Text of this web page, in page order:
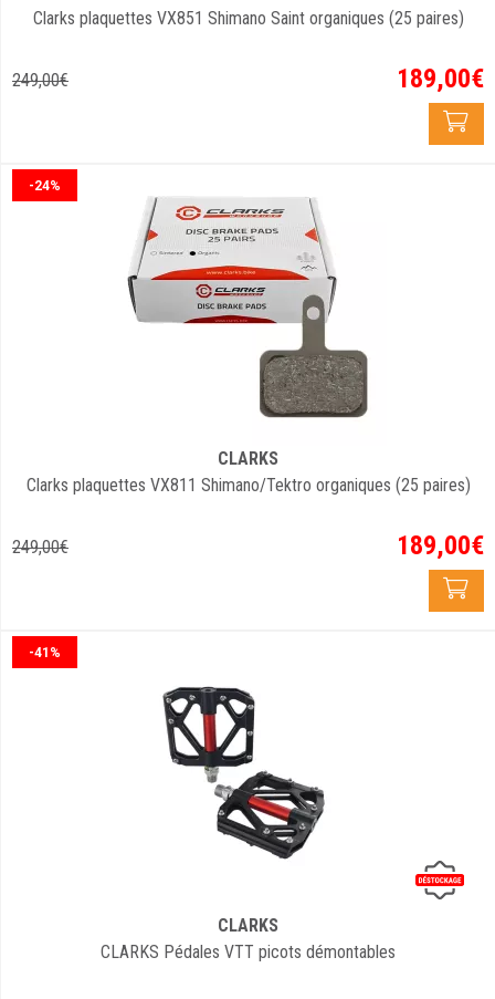
Clarks plaquettes VX851 Shimano Saint organiques (25 paires)
249,00€ 189,00€
-24%
CLARKS
Clarks plaquettes VX811 Shimano/Tektro organiques (25 paires)
249,00€ 189,00€
-41%
CLARKS
CLARKS Pédales VTT picots démontables